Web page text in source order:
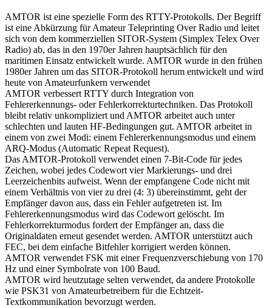
AMTOR ist eine spezielle Form des RTTY-Protokolls. Der Begriff
ist eine Abkürzung für Amateur Teleprinting Over Radio und leitet
sich von dem kommerziellen SITOR-System (Simplex Telex Over
Radio) ab, das in den 1970er Jahren hauptsächlich für den
maritimen Einsatz entwickelt wurde. AMTOR wurde in den frühen
1980er Jahren um das SITOR-Protokoll herum entwickelt und wird
heute von Amateurfunkern verwendet
AMTOR verbessert RTTY durch Integration von
Fehlererkennungs- oder Fehlerkorrekturtechniken. Das Protokoll
bleibt relativ unkompliziert und AMTOR arbeitet auch unter
schlechten und lauten HF-Bedingungen gut. AMTOR arbeitet in
einem von zwei Modi: einem Fehlererkennungsmodus und einem
ARQ-Modus (Automatic Repeat Request).
Das AMTOR-Protokoll verwendet einen 7-Bit-Code für jedes
Zeichen, wobei jedes Codewort vier Markierungs- und drei
Leerzeichenbits aufweist. Wenn der empfangene Code nicht mit
einem Verhältnis von vier zu drei (4: 3) übereinstimmt, geht der
Empfänger davon aus, dass ein Fehler aufgetreten ist. Im
Fehlererkennungsmodus wird das Codewort gelöscht. Im
Fehlerkorrekturmodus fordert der Empfänger an, dass die
Originaldaten erneut gesendet werden. AMTOR unterstützt auch
FEC, bei dem einfache Bitfehler korrigiert werden können.
AMTOR verwendet FSK mit einer Frequenzverschiebung von 170
Hz und einer Symbolrate von 100 Baud.
AMTOR wird heutzutage selten verwendet, da andere Protokolle
wie PSK31 von Amateurbetreibern für die Echtzeit-
Textkommunikation bevorzugt werden.